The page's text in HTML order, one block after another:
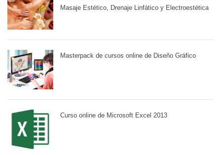
Masaje Estético, Drenaje Linfático y Electroestética
Masterpack de cursos online de Diseño Gráfico
Curso online de Microsoft Excel 2013